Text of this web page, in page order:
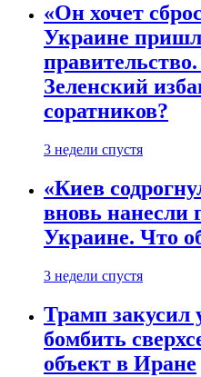
«Он хочет
Украине
Зеленский
соратников?
3 недели спустя
«Киев
вновь нанесли
Украине. Что
3 недели спустя
Трамп закусил
бомбить
объект в Иране